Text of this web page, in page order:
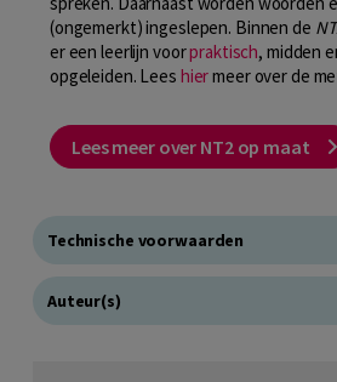
(ongemerkt) ingeslepen. Binnen de
er een leerlijn voorpraktisch, midden
opgeleiden. Lees hiermeer over de
Lees meer over NT2 op maat
Technische voorwaarden
Auteur(s)